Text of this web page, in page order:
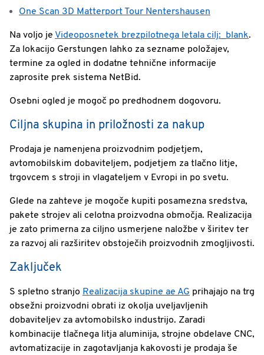
One Scan 3D Matterport Tour Nentershausen
Na voljo je Videoposnetek brezpilotnega letala cilj:_blank.
Za lokacijo Gerstungen lahko za sezname položajev,
termine za ogled in dodatne tehnične informacije
zaprosite prek sistema NetBid.
Osebni ogled je mogoč po predhodnem dogovoru.
Ciljna skupina in priložnosti za nakup
Prodaja je namenjena proizvodnim podjetjem,
avtomobilskim dobaviteljem, podjetjem za tlačno litje,
trgovcem s stroji in vlagateljem v Evropi in po svetu.
Glede na zahteve je mogoče kupiti posamezna sredstva,
pakete strojev ali celotna proizvodna območja. Realizacija
je zato primerna za ciljno usmerjene naložbe v širitev ter
za razvoj ali razširitev obstoječih proizvodnih zmogljivosti.
Zaključek
S spletno stranjo Realizacija skupine ae AG prihajajo na trg
obsežni proizvodni obrati iz okolja uveljavljenih
dobaviteljev za avtomobilsko industrijo. Zaradi
kombinacije tlačnega litja aluminija, strojne obdelave CNC,
avtomatizacije in zagotavljanja kakovosti je prodaja še